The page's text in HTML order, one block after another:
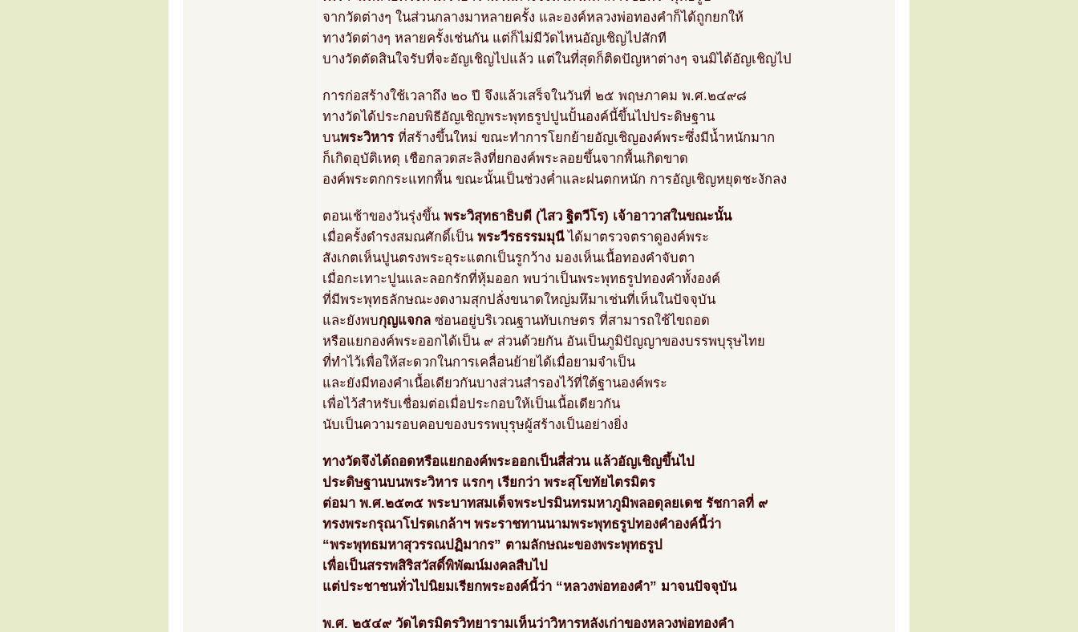
จากวัดต่างๆ ในส่วนกลางมาหลายครั้ง และองค์หลวงพ่อทองคำก็ได้ถูกยกให้
ทางวัดต่างๆ หลายครั้งเช่นกัน แต่ก็ไม่มีวัดไหนอัญเชิญไปสักที
บางวัดตัดสินใจรับที่จะอัญเชิญไปแล้ว แต่ในที่สุดก็ติดปัญหาต่างๆ จนมิได้อัญเชิญไป
การก่อสร้างใช้เวลาถึง ๒๐ ปี จึงแล้วเสร็จในวันที่ ๒๕ พฤษภาคม พ.ศ.๒๔๙๘
ทางวัดได้ประกอบพิธีอัญเชิญพระพุทธรูปปูนปั้นองค์นี้ขึ้นไปประดิษฐาน
บนพระวิหารที่สร้างขึ้นใหม่ ขณะทำการโยกย้ายอัญเชิญองค์พระซึ่งมีน้ำหนักมาก
ก็เกิดอุบัติเหตุ เชือกลวดสะลิงที่ยกองค์พระลอยขึ้นจากพื้นเกิดขาด
องค์พระตกกระแทกพื้น ขณะนั้นเป็นช่วงค่ำและฝนตกหนัก การอัญเชิญหยุดชะงักลง
ตอนเช้าของวันรุ่งขึ้น พระวิสุทธาธิบดี (ไสว ฐิตวีโร) เจ้าอาวาสในขณะนั้น
เมื่อครั้งดำรงสมณศักดิ์เป็น พระวีรธรรมมุนีได้มาตรวจตราดูองค์พระ
สังเกตเห็นปูนตรงพระอุระแตกเป็นรูกว้าง มองเห็นเนื้อทองคำจับตา
เมื่อกะเทาะปูนและลอกรักที่หุ้มออก พบว่าเป็นพระพุทธรูปทองคำทั้งองค์
ที่มีพระพุทธลักษณะงดงามสุกปลั่งขนาดใหญ่มหึมาเช่นที่เห็นในปัจจุบัน
และยังพบกุญแจกล ซ่อนอยู่บริเวณฐานทับเกษตร ที่สามารถใช้ไขถอด
หรือแยกองค์พระออกได้เป็น ๙ ส่วนด้วยกัน อันเป็นภูมิปัญญาของบรรพบุรุษไทย
ที่ทำไว้เพื่อให้สะดวกในการเคลื่อนย้ายได้เมื่อยามจำเป็น
และยังมีทองคำเนื้อเดียวกันบางส่วนสำรองไว้ที่ใต้ฐานองค์พระ
เพื่อไว้สำหรับเชื่อมต่อเมื่อประกอบให้เป็นเนื้อเดียวกัน
นับเป็นความรอบคอบของบรรพบุรุษผู้สร้างเป็นอย่างยิ่ง
ทางวัดจึงได้ถอดหรือแยกองค์พระออกเป็นสี่ส่วน แล้วอัญเชิญขึ้นไป
ประดิษฐานบนพระวิหาร แรกๆ เรียกว่า พระสุโขทัยไตรมิตร
ต่อมา พ.ศ.๒๕๓๕ พระบาทสมเด็จพระปรมินทรมหาภูมิพลอดุลยเดช รัชกาลที่ ๙
ทรงพระกรุณาโปรดเกล้าฯ พระราชทานนามพระพุทธรูปทองคำองค์นี้ว่า
“พระพุทธมหาสุวรรณปฏิมากร” ตามลักษณะของพระพุทธรูป
เพื่อเป็นสรรพสิริสวัสดิ์พิพัฒน์มงคลสืบไป
แต่ประชาชนทั่วไปนิยมเรียกพระองค์นี้ว่า “หลวงพ่อทองคำ” มาจนปัจจุบัน
พ.ศ. ๒๕๔๙ วัดไตรมิตรวิทยารามเห็นว่าวิหารหลังเก่าของหลวงพ่อทองคำ